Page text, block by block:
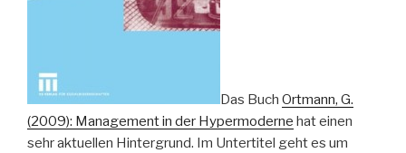
Das Buch Ortmann, G.
(2009): Management in der Hypermoderne hat einen
sehr aktuellen Hintergrund. Im Untertitel geht es um